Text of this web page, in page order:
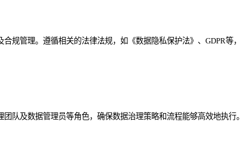
规管理。遵循相关的法律法规，如《数据隐私保护法》、GDPR等，
队及数据管理员等角色，确保数据治理策略和流程能够高效地执行。